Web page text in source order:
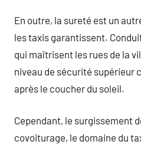
En outre, la sureté est un
les taxis garantissent.
qui maîtrisent les rues de la
niveau de sécurité supérieur
après le coucher du soleil.
Cependant, le surgissement
covoiturage, le domaine du